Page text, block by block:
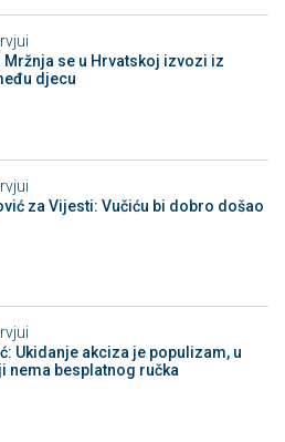
Mržnja se u Hrvatskoj izvozi iz
djecu
za Vijesti: Vučiću bi dobro došao
Ukidanje akciza je populizam, u
nema besplatnog ručka